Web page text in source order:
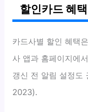
할인카드 혜
카드사별 할인 혜택은
사 앱과 홈페이지에
갱신 전 알림 설정도
2023).